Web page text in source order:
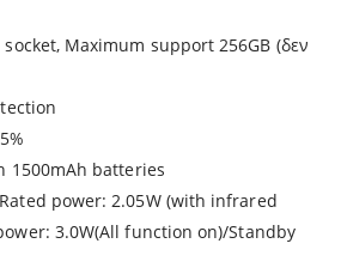
Maximum support 256GB (δεν
1500mAh batteries
power: 2.05W (with infrared
3.0W(All function on)/Standby